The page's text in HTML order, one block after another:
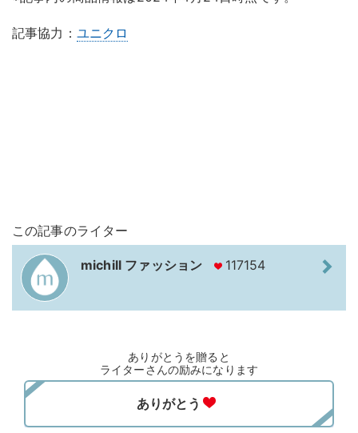
記事協力： ユニクロ
この記事のライター
michill ファッション 117154
ありがとうを贈ると
ライターさんの励みになります